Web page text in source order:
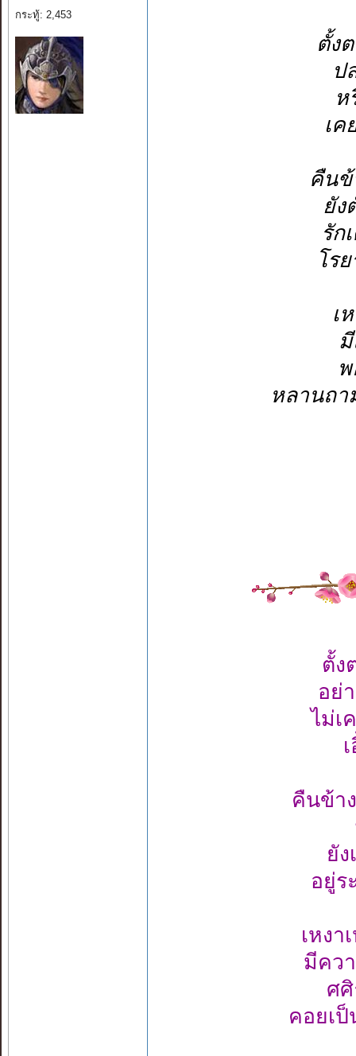
กระทู้: 2,453
ตั้ง
ป
ห
เค
คืนข้
ยัง
รัก
โร
เ
หลานถา
ตั้ง
อย่
ไม่เ
คืนข้า
ยัง
อยู่ร
เหง
มีคว
ศ
คอยเ